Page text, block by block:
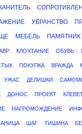
КАНИТЕЛЬ
УБРАНСТВО
МЕБЕЛЬ ПАМЯТНИК
КЛОХТАНИЕ ОБУВЬ
ПОКУПКА ВРАЖДА
УЖАС ДЕЛИШКИ
ДОНОС ПРОЕКТ
НАГРОМОЖДЕНИЕ
ШАГ ТИШИНА